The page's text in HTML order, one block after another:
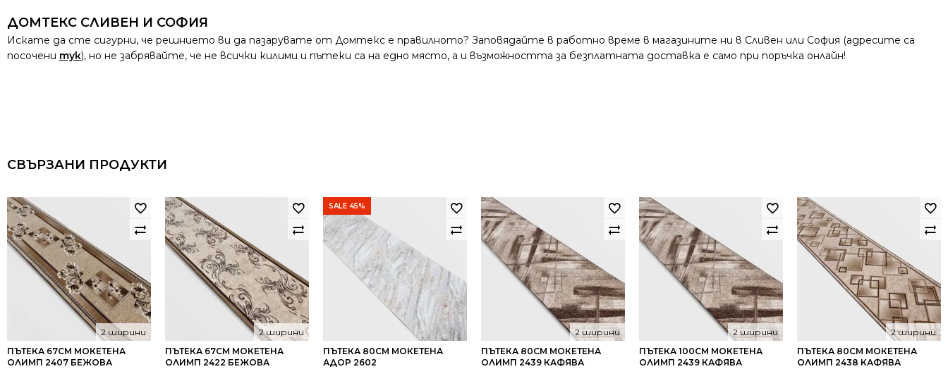
ДОМТЕКС СЛИВЕН И СОФИЯ
Искате да сте сигурни, че решнието ви да пазарувате от Домтекс е правилното? Заповядайте в работно време в магазините ни в Сливен или София (адресите са
посочени тук), но не забрявайте, че не всички килими и пътеки са на едно място, а и възможността за безплатната доставка е само при поръчка онлайн!
СВЪРЗАНИ ПРОДУКТИ
ПЪТЕКА 67СМ МОКЕТЕНА
ОЛИМП 2407 БЕЖОВА
2 ширини
ПЪТЕКА 67СМ МОКЕТЕНА
ОЛИМП 2422 БЕЖОВА
2 ширини
SALE 45%
ПЪТЕКА 80СМ МОКЕТЕНА
АДОР 2602
ПЪТЕКА 80СМ МОКЕТЕНА
ОЛИМП 2439 КАФЯВА
2 ширини
ПЪТЕКА 100СМ МОКЕТЕНА
ОЛИМП 2439 КАФЯВА
2 ширини
ПЪТЕКА 80СМ МОКЕТЕНА
ОЛИМП 2438 КАФЯВА
2 ширини